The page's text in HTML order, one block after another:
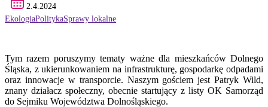
2.4.2024
EkologiaPolitykaSprawy lokalne
Tym razem poruszymy tematy ważne dla mieszkańców Dolnego
Śląska, z ukierunkowaniem na infrastrukturę, gospodarkę odpadami
oraz innowacje w transporcie. Naszym gościem jest Patryk Wild,
znany działacz społeczny, obecnie startujący z listy OK Samorząd
do Sejmiku Województwa Dolnośląskiego.